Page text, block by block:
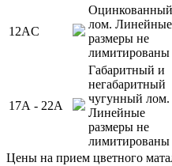
12АC
Оцинкованный
лом. Линейные
размеры не
лимитированы
17А - 22А
Габаритный и
негабаритный
чугунный лом.
Линейные
размеры не
лимитированы
Цены на прием цветного